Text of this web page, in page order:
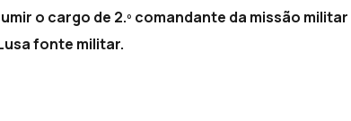
o cargo de 2.º comandante da missão militar
fonte militar.